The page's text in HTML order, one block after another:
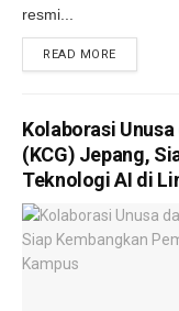
resmi...
READ MOREDETAILS
Kolaborasi
(KCG) Jepang,
Teknologi AI di